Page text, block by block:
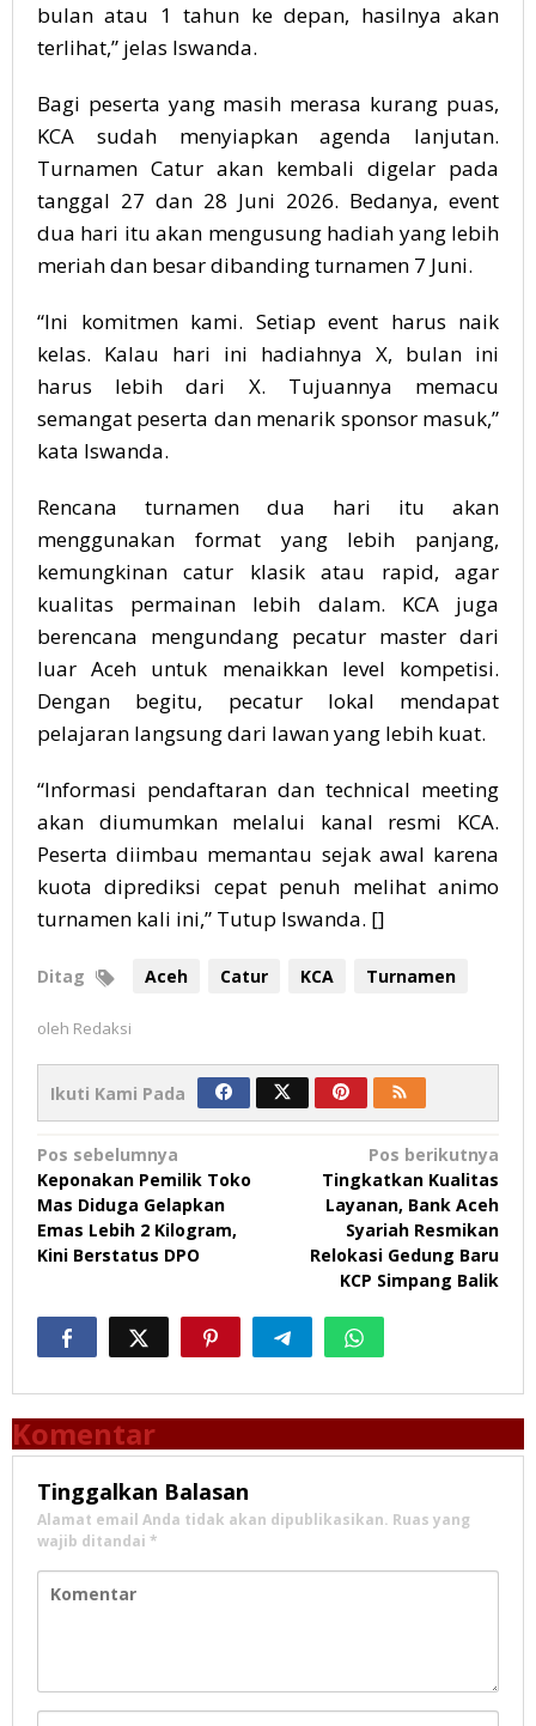
bulan atau 1 tahun ke depan, hasilnya akan
terlihat,” jelas Iswanda.
Bagi peserta yang masih merasa kurang puas,
KCA sudah menyiapkan agenda lanjutan.
Turnamen Catur akan kembali digelar pada
tanggal 27 dan 28 Juni 2026. Bedanya, event
dua hari itu akan mengusung hadiah yang lebih
meriah dan besar dibanding turnamen 7 Juni.
“Ini komitmen kami. Setiap event harus naik
kelas. Kalau hari ini hadiahnya X, bulan ini
harus lebih dari X. Tujuannya memacu
semangat peserta dan menarik sponsor masuk,”
kata Iswanda.
Rencana turnamen dua hari itu akan
menggunakan format yang lebih panjang,
kemungkinan catur klasik atau rapid, agar
kualitas permainan lebih dalam. KCA juga
berencana mengundang pecatur master dari
luar Aceh untuk menaikkan level kompetisi.
Dengan begitu, pecatur lokal mendapat
pelajaran langsung dari lawan yang lebih kuat.
“Informasi pendaftaran dan technical meeting
akan diumumkan melalui kanal resmi KCA.
Peserta diimbau memantau sejak awal karena
kuota diprediksi cepat penuh melihat animo
turnamen kali ini,” Tutup Iswanda. []
Ditag Aceh Catur KCA Turnamen
oleh Redaksi
Ikuti Kami Pada
Navigasi
pos
Pos sebelumnya
Keponakan Pemilik Toko
Mas Diduga Gelapkan
Emas Lebih 2 Kilogram,
Kini Berstatus DPO
Pos berikutnya
Tingkatkan Kualitas
Layanan, Bank Aceh
Syariah Resmikan
Relokasi Gedung Baru
KCP Simpang Balik
Komentar
Tinggalkan Balasan
Alamat email Anda tidak akan dipublikasikan. Ruas yang
wajib ditandai *